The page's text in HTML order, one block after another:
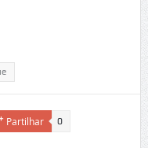
Partilhar 0